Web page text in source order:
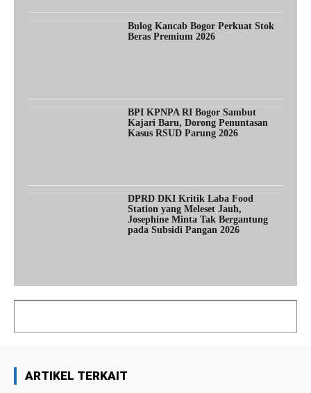
Bulog Kancab Bogor Perkuat Stok
Beras Premium 2026
BPI KPNPA RI Bogor Sambut
Kajari Baru, Dorong Penuntasan
Kasus RSUD Parung 2026
DPRD DKI Kritik Laba Food
Station yang Meleset Jauh,
Josephine Minta Tak Bergantung
pada Subsidi Pangan 2026
ARTIKEL TERKAIT